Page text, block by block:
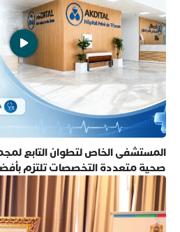
المستشفى الخاص لتطوان التابع
صحية متعددة التخصصات تلتزم بأفضل